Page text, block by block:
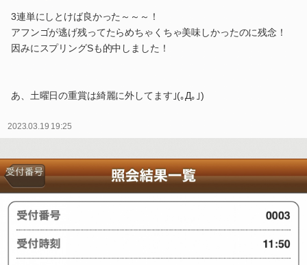
3連単にしとけば良かった～～～！
アフンゴが逃げ残ってたらめちゃくちゃ美味しかったのに残念！
因みにスプリングSも的中しました！
あ、土曜日の重賞は綺麗に外してます｣(｡Д｡｣)
2023.03.19 19:25